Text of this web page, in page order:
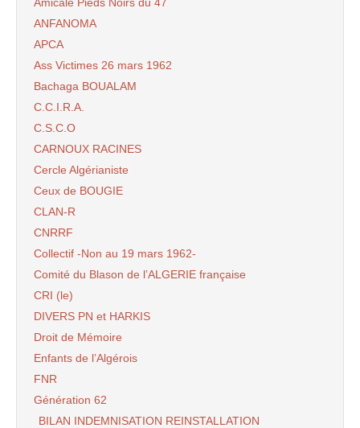
ANFANOMA
APCA
Ass Victimes 26 mars 1962
Bachaga BOUALAM
C.C.I.R.A.
C.S.C.O
CARNOUX RACINES
Cercle Algérianiste
Ceux de BOUGIE
CLAN-R
CNRRF
Collectif -Non au 19 mars 1962-
Comité du Blason de l’ALGERIE française
CRI (le)
DIVERS PN et HARKIS
Droit de Mémoire
Enfants de l’Algérois
FNR
Génération 62
BILAN INDEMNISATION REINSTALLATION